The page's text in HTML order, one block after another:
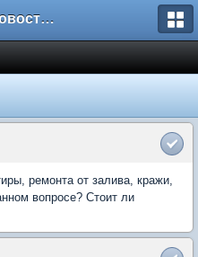
Форум Новостройки
ремонта от залива, кражи,
вопросе? Стоит ли